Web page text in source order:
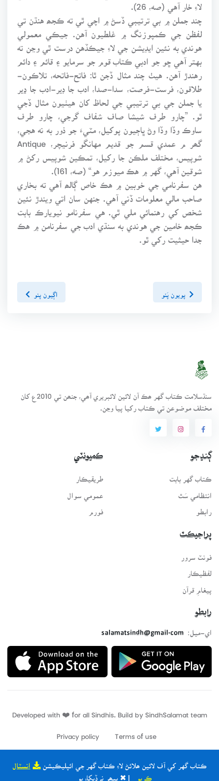
ڪتاب گهر کي آف لائين ھلائڻ لاءِ ڪتاب گهر جي ائپليڪيشن انسٽال
| ✖ ٻيھر نہ ڏيکاريو
لاءِ خار آهي (صه، 26).
چند جملن ۾ بي ترتيبي ڏسڻ ۾ اچي ٿي ته ڪجھ هنڌن تي
لفظن جي ڪمپوزنگ ۾ غلطيون آهن. جيڪي معمولي
هوندي به نئين ايڊيشن جي لاءِ جيڪڏهن درست ٿي وڃن ته
بهتر آهي ڇو جو ادبي ڪتاب قوم جو سرمايو ۽ قائم ۽ دائم
رهندڙ آهن. هيٺ چند مثال ڏجن ٿا: فاتح-فاتحه، تلاڪون-
طلاقون، فرست-فرصت، سدا-صدا، ادب جا ڊير-ادب جا ڍير
يا جملن جي بي ترتيبي جي لحاظ کان هيٺيون مثال ڏجي
ٿو. ”چارو طرف شيشا صاف شفاف گرجي، چارو طرف
ساوڪ وڏا وڏا وڻ ڀاڄيون پوکيل، مٽيءَ جو ذور به نه هجي،
گھر م عمدي قسم جو قديم مهانگو فرنيچر، Antique
شوپيس، مختلف ملڪن جا رکيل، تمڪين شوپيس رکڻ ۾
شوقين آهي، گهر ۾ هڪ ميوزم هو“ (صه، 161).
هن سفرنامي جي خوبين ۾ هڪ خاص ڳالھ آهي ته بخاري
صاحب مالي معلومات ڏني آهي. جنهن سان اتي ويندڙ نئين
شخص کي رهنمائي ملي ٿي. هي سفرنامو نيويارڪ بابت
ڪجھ خامين جي هوندي به سنڌي ادب جي سفرنامن ۾ هڪ
جدا حيثيت رکي ٿو.
پويون پَنو اڳيون پنو
سنڌسلامت ڪتاب گهر ھڪ آن لائين لائبريري آھي، جنھن تي 2010ع کان
مختلف موضوعن تي ڪتاب رکيا پيا وڃن.
ڳنڍجو
ڪتاب گهر بابت
انتظامي سَٿ
رابطو
ڪميونٽي
طريقيڪار
عمومي سوال
فورم
پراجيڪٽ
لفظيڪار
پيغامِ قرآن
رابطو
اي-ميل:
salamatsindh@gmail.com
Developed with ❤️ for all Sindhis. Build by
Terms of use